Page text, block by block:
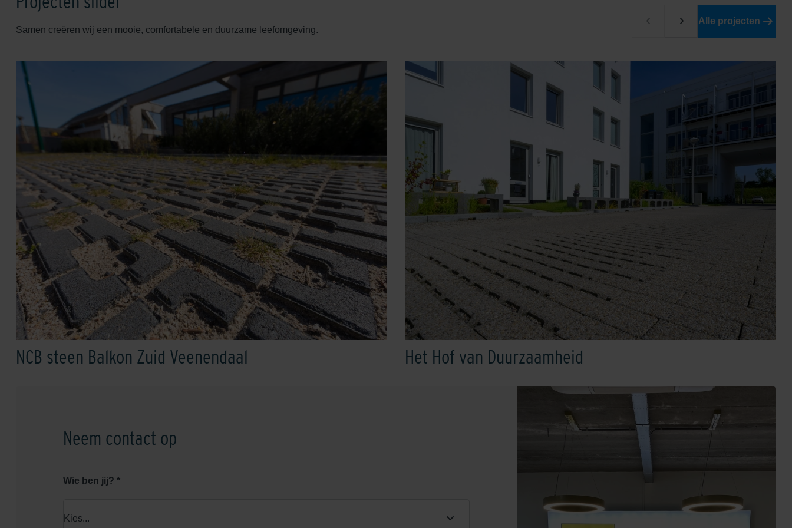
Samen creëren wij een mooie, comfortabele en duurzame leefomgeving.
Alle projecten
NCB steen Balkon Zuid Veenendaal Het Hof van Duurzaamheid
Neem contact op
Wie ben jij? *